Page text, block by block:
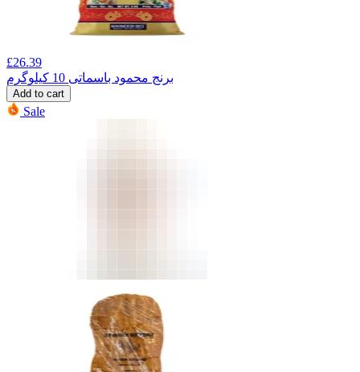
£26.39
برنج محمود باسماتی 10 کیلوگرم
Add to cart
Sale